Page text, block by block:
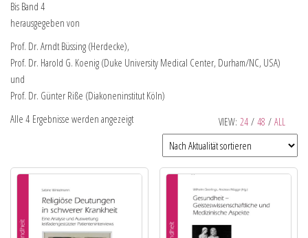
Bis Band 4
herausgegeben von
Prof. Dr. Arndt Büssing (Herdecke),
Prof. Dr. Harold G. Koenig (Duke University Medical Center, Durham/NC, USA)
und
Prof. Dr. Günter Riße (Diakoneninstitut Köln)
VIEW: 24 / 48 / ALL
Alle 4 Ergebnisse werden angezeigt